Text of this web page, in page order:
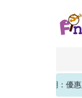
聲明：優惠